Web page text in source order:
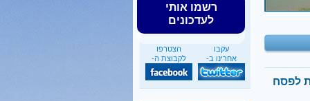
רשמו אותי
לעדכונים
הצטרפו
לקבוצת ה-
עקבו
אחרינו ב-
לפסח